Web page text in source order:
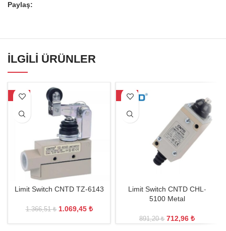
Paylaş:
İLGILI ÜRÜNLER
-22%
Limit Switch CNTD TZ-6143
1.366,51₺ 1.069,45 ₺
-20%
Limit Switch CNTD CHL-
5100 Metal
891,20₺ 712,96 ₺